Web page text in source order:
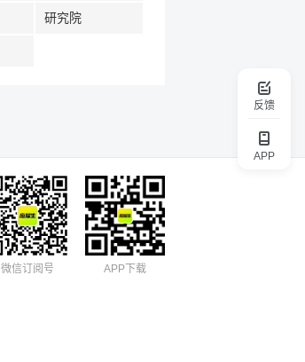
反馈
APP
研究院
APP下载
微信订阅号